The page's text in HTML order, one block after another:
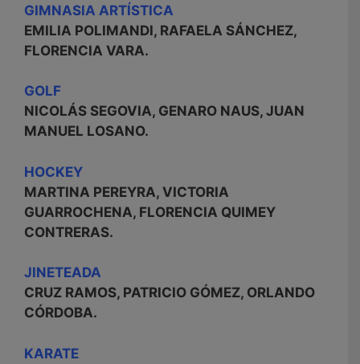
GIMNASIA ARTÍSTICA
EMILIA POLIMANDI, RAFAELA SÁNCHEZ,
FLORENCIA VARA.
GOLF
NICOLÁS SEGOVIA, GENARO NAUS, JUAN
MANUEL LOSANO.
HOCKEY
MARTINA PEREYRA, VICTORIA
GUARROCHENA, FLORENCIA QUIMEY
CONTRERAS.
JINETEADA
CRUZ RAMOS, PATRICIO GÓMEZ, ORLANDO
CÓRDOBA.
KARATE